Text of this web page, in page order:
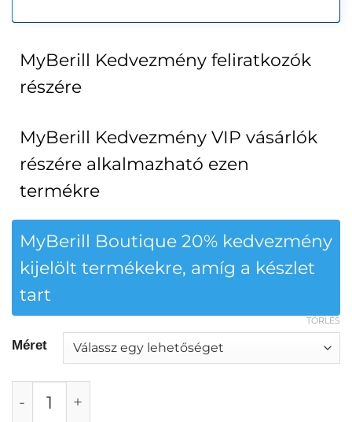
MyBerill Kedvezmény feliratkozók
részére
MyBerill Kedvezmény VIP vásárlók
részére alkalmazható ezen
termékre
MyBerill Boutique 20% kedvezmény
kijelölt termékekre, amíg a készlet
tart
Méret
TÖRLÉS
Rouge Avenue Julcsi felső fekete mennyiség